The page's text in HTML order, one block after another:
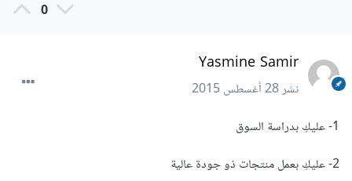
0
Yasmine Samir
نشر28 أغسطس 2015
1- عليكِ بدراسة السوق
2- عليكِ بعمل منتجات ذو جودة عالية